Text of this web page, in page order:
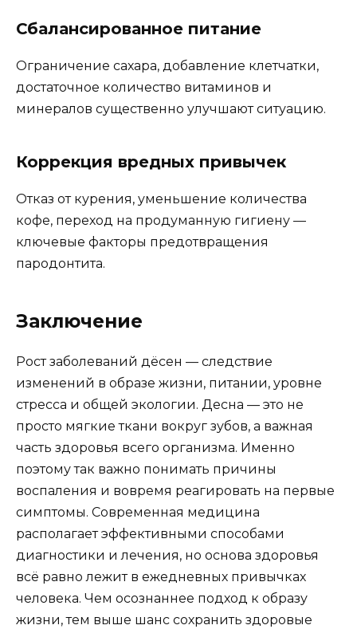
Сбалансированное питание
Ограничение сахара, добавление клетчатки,
достаточное количество витаминов и
минералов существенно улучшают ситуацию.
Коррекция вредных привычек
Отказ от курения, уменьшение количества
кофе, переход на продуманную гигиену —
ключевые факторы предотвращения
пародонтита.
Заключение
Рост заболеваний дёсен — следствие
изменений в образе жизни, питании, уровне
стресса и общей экологии. Десна — это не
просто мягкие ткани вокруг зубов, а важная
часть здоровья всего организма. Именно
поэтому так важно понимать причины
воспаления и вовремя реагировать на первые
симптомы. Современная медицина
располагает эффективными способами
диагностики и лечения, но основа здоровья
всё равно лежит в ежедневных привычках
человека. Чем осознаннее подход к образу
жизни, тем выше шанс сохранить здоровые